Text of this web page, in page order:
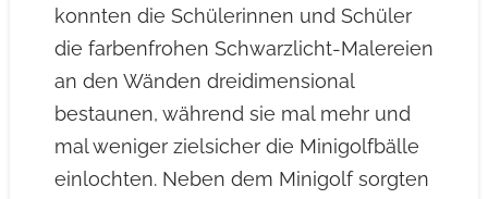
konnten die Schülerinnen und Schüler
die farbenfrohen Schwarzlicht-Malereien
an den Wänden dreidimensional
bestaunen, während sie mal mehr und
mal weniger zielsicher die Minigolfbälle
einlochten. Neben dem Minigolf sorgten